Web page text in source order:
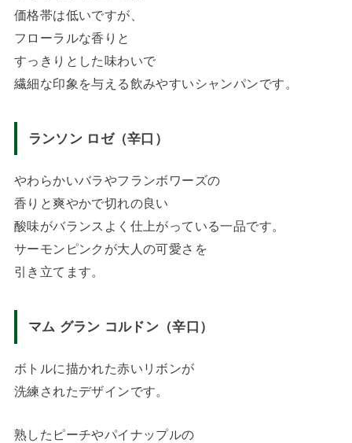
価格帯は低いですが、
フローラルな香りと
すっきりとした味わいで
繊細な印象を与える飲みやすいシャンパンです。
ランソン ロゼ（辛口）
やわらかいバラやフランボワーズの
香りと爽やかで切れの良い
酸味がバランスよく仕上がっている一品です。
サーモンピンクが大人の可愛さを
引き立てます。
マム グラン コルドン（辛口）
ボトルに描かれた赤いリボンが
洗練されたデザインです。
熟したピーチやパイナップルの